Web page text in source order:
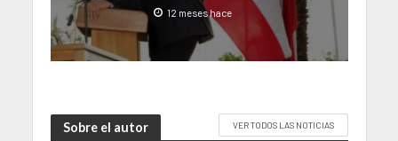
12 meses hace
Sobre el autor VER TODOS LAS NOTICIAS